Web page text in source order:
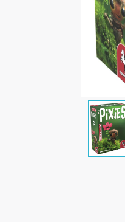
Sammelkartenspiele